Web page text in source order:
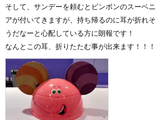
そして、サンデーを頼むとビンボンのスーベニ
アが付いてきますが、持ち帰るのに耳が折れそ
うだなーと心配している方に朗報です！
なんとこの耳、折りたたむ事が出来ます！！！